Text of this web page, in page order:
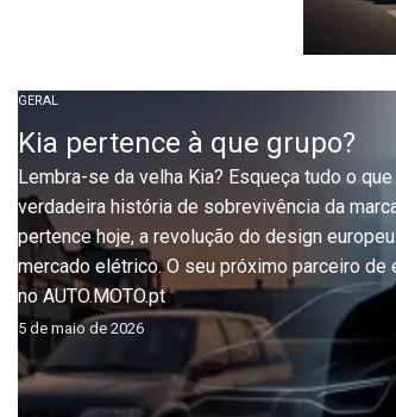
GERAL
Kia pertence à que grupo?
Lembra-se da velha Kia? Esqueça tudo o
verdadeira história de sobrevivência da
pertence hoje, a revolução do design
mercado elétrico. O seu próximo parceiro de
no AUTO.MOTO.pt
5 de maio de 2026